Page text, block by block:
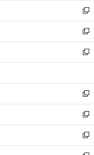
く
で
開
く
ド
ウ
で
開
く
ィ
ン
ド
ウ
で
開
し
い
ウ
ィ
ン
ド
ウ
開
く
新
し
い
ウ
ィ
ン
ウ
で
開
く
新
し
い
ウ
ン
ド
ウ
で
開
く
新
し
ウ
ィ
ン
ド
ウ
で
開
新
し
い
ウ
ィ
ン
新
し
い
ウ
新
し